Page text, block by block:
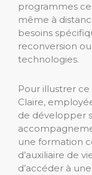
programmes
même à
besoins
reconversion
technologies.
Pour illustrer
Claire,
de développer
une formation
d’auxiliaire de
d’accéder à